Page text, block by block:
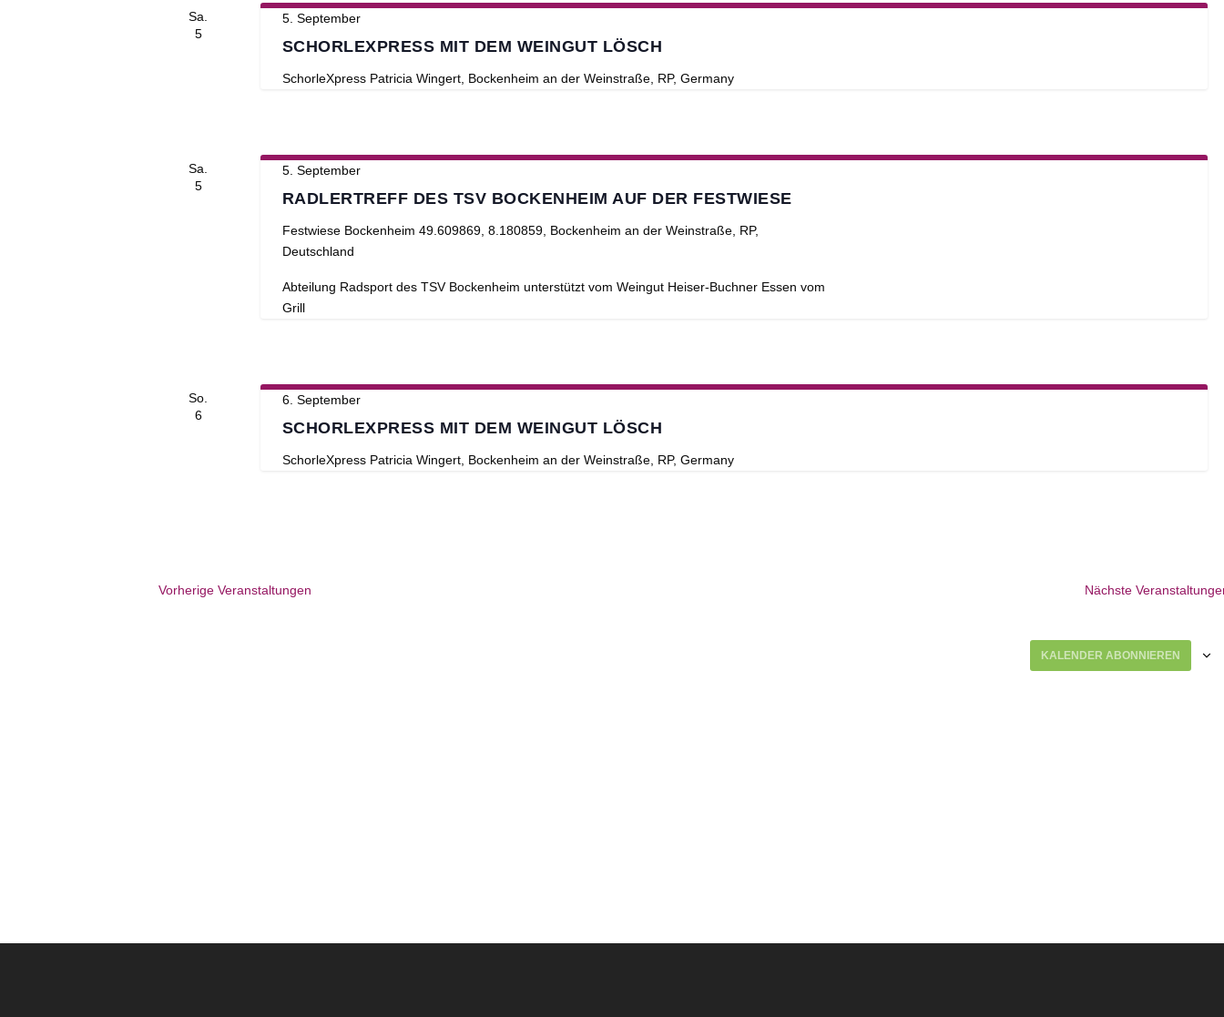
Sa.
5
SCHORLEXPRESS MIT DEM WEINGUT LÖSCH
5. September
SchorleXpress Patricia Wingert, Bockenheim an der Weinstraße, RP, Germany
Sa.
5
RADLERTREFF DES TSV BOCKENHEIM AUF DER FESTWIESE
5. September
Festwiese Bockenheim 49.609869, 8.180859, Bockenheim an der Weinstraße, RP,
Deutschland
Abteilung Radsport des TSV Bockenheim unterstützt vom Weingut Heiser-Buchner Essen vom
Grill
So.
6
SCHORLEXPRESS MIT DEM WEINGUT LÖSCH
6. September
SchorleXpress Patricia Wingert, Bockenheim an der Weinstraße, RP, Germany
Vorherige Veranstaltungen Nächste
KALENDER ABONNIEREN